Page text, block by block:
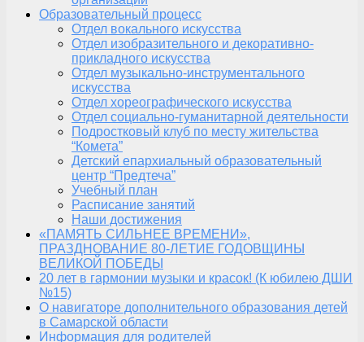
Образовательный процесс
Отдел вокального искусства
Отдел изобразительного и декоративно-
прикладного искусства
Отдел музыкально-инструментального
искусства
Отдел хореографического искусства
Отдел социально-гуманитарной деятельности
Подростковый клуб по месту жительства
“Комета”
Детский епархиальный образовательный
центр “Предтеча”
Учебный план
Расписание занятий
Наши достижения
«ПАМЯТЬ СИЛЬНЕЕ ВРЕМЕНИ»,
ПРАЗДНОВАНИЕ 80-ЛЕТИЕ ГОДОВЩИНЫ
ВЕЛИКОЙ ПОБЕДЫ
20 лет в гармонии музыки и красок! (К юбилею ДШИ
№15)
О навигаторе дополнительного образования детей
в Самарской области
Информация для родителей